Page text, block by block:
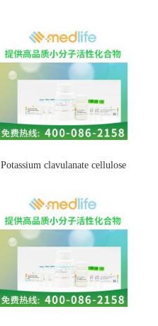
Potassium clavulanate cellulose